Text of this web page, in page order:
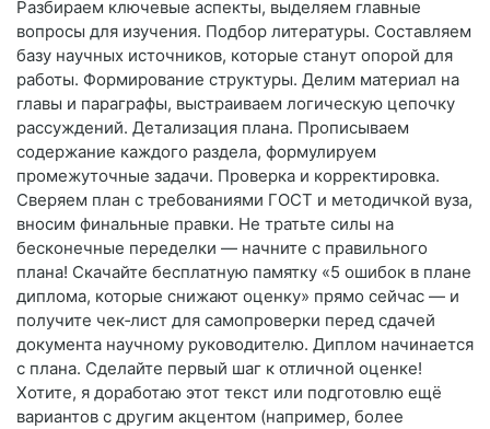
Разбираем ключевые аспекты, выделяем главные
вопросы для изучения. Подбор литературы. Составляем
базу научных источников, которые станут опорой для
работы. Формирование структуры. Делим материал на
главы и параграфы, выстраиваем логическую цепочку
рассуждений. Детализация плана. Прописываем
содержание каждого раздела, формулируем
промежуточные задачи. Проверка и корректировка.
Сверяем план с требованиями ГОСТ и методичкой вуза,
вносим финальные правки. Не тратьте силы на
бесконечные переделки — начните с правильного
плана! Скачайте бесплатную памятку «5 ошибок в плане
диплома, которые снижают оценку» прямо сейчас — и
получите чек‑лист для самопроверки перед сдачей
документа научному руководителю. Диплом начинается
с плана. Сделайте первый шаг к отличной оценке!
Хотите, я доработаю этот текст или подготовлю ещё
вариантов с другим акцентом (например, более